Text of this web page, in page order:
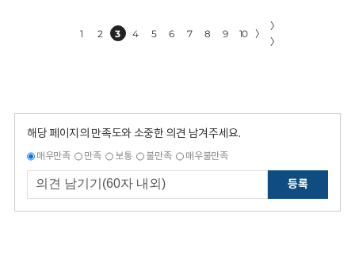
1 2 3 4 5 6 7 8 9 10 〉
〉
〉
해당 페이지의 만족도와 소중한 의견 남겨주세요.
매우만족 만족 보통 불만족 매우불만족
등록